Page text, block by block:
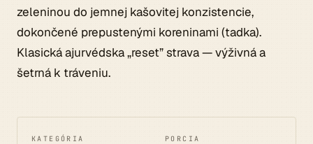
zeleninou do jemnej kašovitej konzistencie,
dokončené prepustenými koreninami (tadka).
Klasická ajurvédska „reset” strava — výživná a
šetrná k tráveniu.
KATEGÓRIA PORCIA